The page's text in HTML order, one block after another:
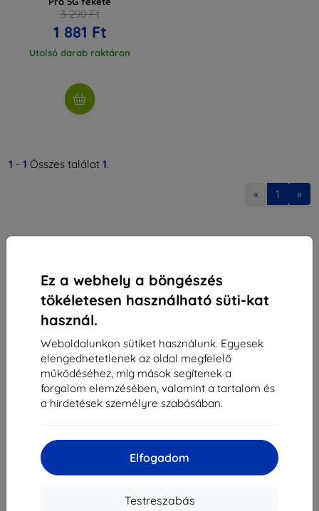
Ez a webhely a böngészés
tökéletesen használható süti-kat
használ.
Weboldalunkon sütiket használunk. Egyesek
elengedhetetlenek az oldal megfelelő
működéséhez, míg mások segítenek a
forgalom elemzésében, valamint a tartalom és
a hirdetések személyre szabásában.
Elfogadom
Testreszabás
3 290 Ft
1 881 Ft
Utolsó darab raktáron
1 - 1 Összes találat 1.
« 1 »
Shield-Sk s.r.o.
Rudolf Mocka utca 3750/2A
841 04 Bratislava
Cégjegyzékszám:46701494
ÁFA-azonosító:SK2023549671
info@top4mobile.eu